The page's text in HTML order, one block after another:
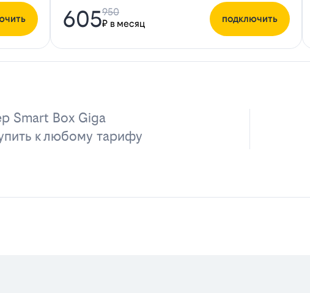
605₽ в месяц
950
подключить
Smart Box Giga
к любому тарифу